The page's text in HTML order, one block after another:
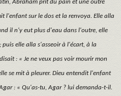
Abraham prit du pain et une outre
l'enfant sur le dos et la renvoya. Elle alla
il n'y eut plus d'eau dans l'outre, elle
elle alla s'asseoir à l'écart, à la
: « Je ne veux pas voir mourir mon
se mit à pleurer. Dieu entendit l'enfant
: « Qu'as-tu, Agar ? lui demanda-t-il.